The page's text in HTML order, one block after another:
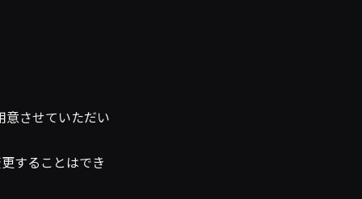
させていただい
することはでき